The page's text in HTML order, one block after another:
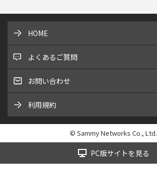
HOME
よくあるご質問
お問い合わせ
利用規約
© Sammy Networks Co., Ltd.
PC版サイトを見る